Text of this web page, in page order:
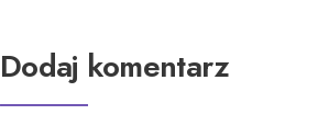
Dodaj komentarz